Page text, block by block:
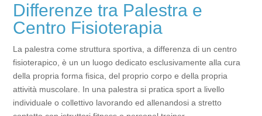
Differenze tra Palestra e
Centro Fisioterapia
La palestra come struttura sportiva, a differenza di un centro
fisioterapico, è un un luogo dedicato esclusivamente alla cura
della propria forma fisica, del proprio corpo e della propria
attività muscolare. In una palestra si pratica sport a livello
individuale o collettivo lavorando ed allenandosi a stretto